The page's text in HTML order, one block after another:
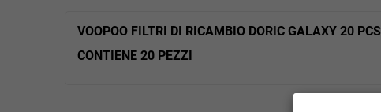
VOOPOO FILTRI DI RICAMBIO DORIC GALAXY 20 PCS
CONTIENE 20 PEZZI